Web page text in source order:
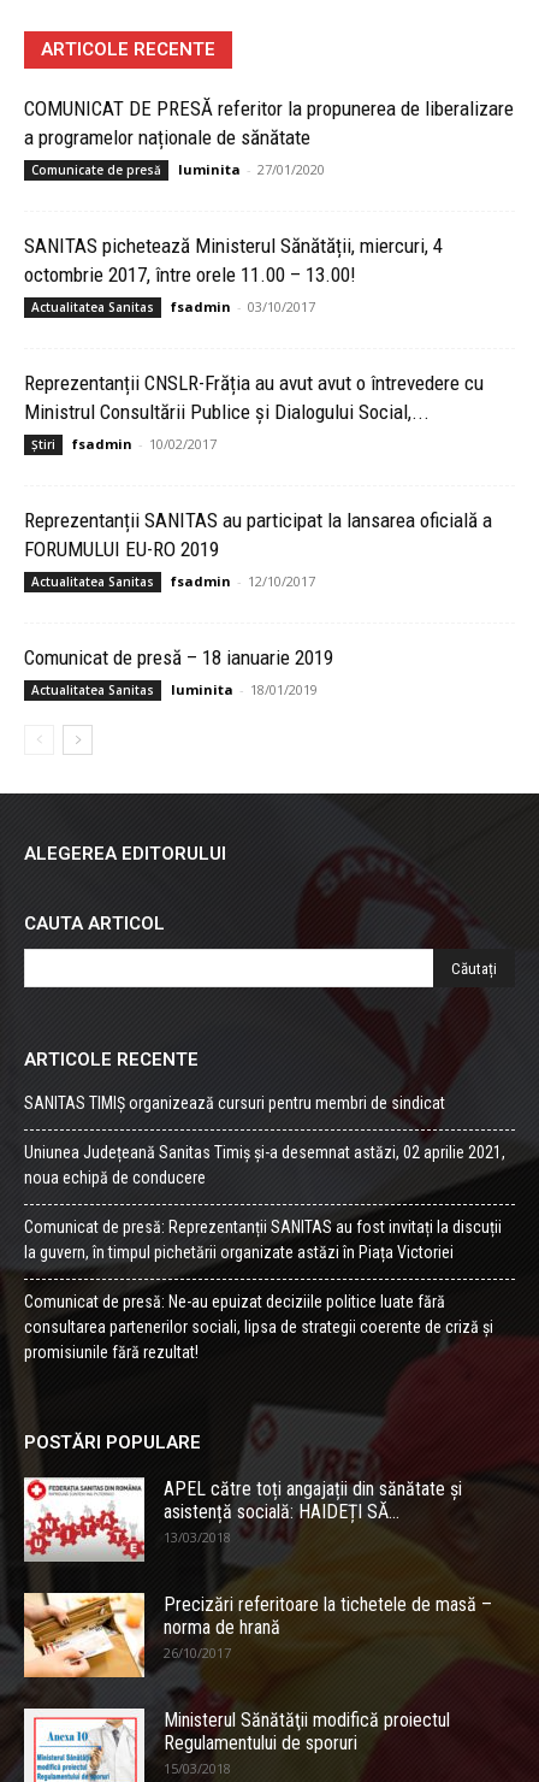
ARTICOLE RECENTE
COMUNICAT DE PRESĂ referitor la propunerea de liberalizare
a programelor naționale de sănătate
Comunicate de presă luminita - 27/01/2020
SANITAS pichetează Ministerul Sănătății, miercuri, 4
octombrie 2017, între orele 11.00 – 13.00!
Actualitatea Sanitas fsadmin - 03/10/2017
Reprezentanții CNSLR-Frăția au avut avut o întrevedere cu
Ministrul Consultării Publice și Dialogului Social,...
Știri fsadmin - 10/02/2017
Reprezentanții SANITAS au participat la lansarea oficială a
FORUMULUI EU-RO 2019
Actualitatea Sanitas fsadmin - 12/10/2017
Comunicat de presă – 18 ianuarie 2019
Actualitatea Sanitas luminita - 18/01/2019
ALEGEREA EDITORULUI
CAUTA ARTICOL
ARTICOLE RECENTE
SANITAS TIMIȘ organizează cursuri pentru membri de sindicat
Uniunea Județeană Sanitas Timiș și-a desemnat astăzi, 02 aprilie 2021,
noua echipă de conducere
Comunicat de presă: Reprezentanții SANITAS au fost invitați la discuții
la guvern, în timpul pichetării organizate astăzi în Piața Victoriei
Comunicat de presă: Ne-au epuizat deciziile politice luate fără
consultarea partenerilor sociali, lipsa de strategii coerente de criză și
promisiunile fără rezultat!
POSTĂRI POPULARE
APEL către toți angajații din sănătate și
asistență socială: HAIDEȚI SĂ...
13/03/2018
Precizări referitoare la tichetele de masă –
norma de hrană
26/10/2017
Ministerul Sănătăţii modifică proiectul
Regulamentului de sporuri
15/03/2018